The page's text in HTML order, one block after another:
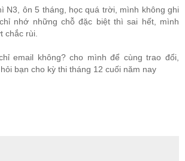
N3, ôn 5 tháng, học quá trời, mình không ghi
nhớ những chỗ đặc biệt thì sai hết, mình
chắc rùi.
email không? cho mình để cùng trao đổi,
bạn cho kỳ thi tháng 12 cuối năm nay